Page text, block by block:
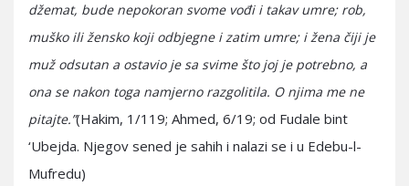
džemat, bude nepokoran svome vođi i takav umre; rob,
muško ili žensko koji odbjegne i zatim umre; i žena čiji je
muž odsutan a ostavio je sa svime što joj je potrebno, a
ona se nakon toga namjerno razgolitila. O njima me ne
pitajte.”(Hakim, 1/119; Ahmed, 6/19; od Fudale bint
‘Ubejda. Njegov sened je sahih i nalazi se i u Edebu-l-
Mufredu)